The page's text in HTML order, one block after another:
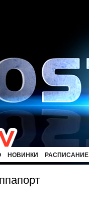
НОВИНКИ РАСПИСАНИЕ